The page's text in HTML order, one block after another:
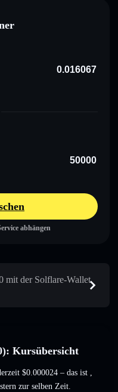
abhängen
mit der Solflare-Wallet
Kursübersicht
$0.000024 – das ist ,
zur selben Zeit.